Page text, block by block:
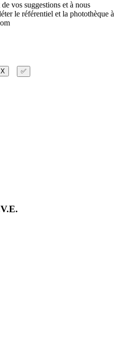
vos suggestions et à nous
le référentiel et la photothèque à
X ✅